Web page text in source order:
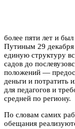
более пяти лет и
Путиным 29
единую структуру
садов до
положений —
деньги и потратить
для педагогов и
средней по региону.
По словам самих
обещания